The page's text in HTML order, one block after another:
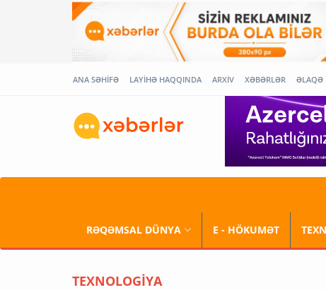
ANA SƏHİFƏ LAYİHƏ HAQQINDA ARXİV XƏBƏRLƏR ƏLAQƏ
RƏQƏMSAL DÜNYA E - HÖKUMƏT
TEXNOLOGİYA